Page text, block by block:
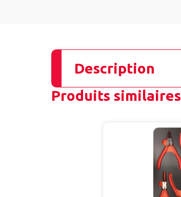
Description
Produits similaires